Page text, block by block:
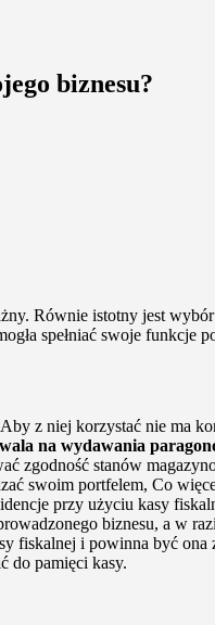
biznesu?
Równie istotny jest
spełniać swoje funkcje
z niej korzystać nie ma
na wydawania
zgodność stanów
swoim portfelem, Co
przy użyciu kasy
biznesu, a
fiskalnej i powinna być
do pamięci kasy.